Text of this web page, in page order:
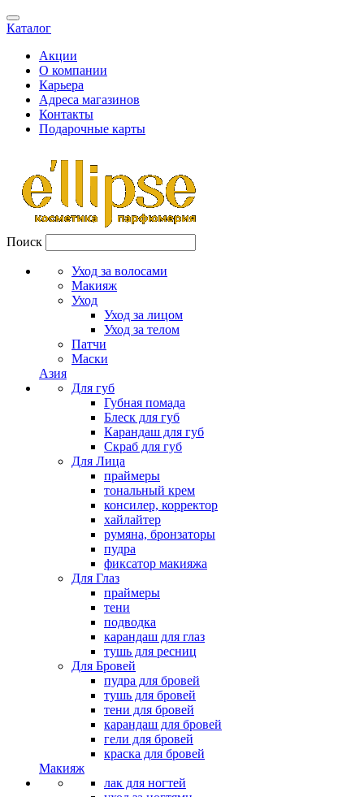
Каталог
Акции
О компании
Карьера
Адреса магазинов
Контакты
Подарочные карты
Поиск
Уход за волосами
Макияж
Уход
Уход за лицом
Уход за телом
Патчи
Маски
Азия
Для губ
Губная помада
Блеск для губ
Карандаш для губ
Скраб для губ
Для Лица
праймеры
тональный крем
консилер, корректор
хайлайтер
румяна, бронзаторы
пудра
фиксатор макияжа
Для Глаз
праймеры
тени
подводка
карандаш для глаз
тушь для ресниц
Для Бровей
пудра для бровей
тушь для бровей
тени для бровей
карандаш для бровей
гели для бровей
краска для бровей
Макияж
лак для ногтей